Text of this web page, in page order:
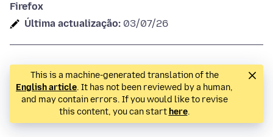
Firefox
Última actualização: 03/07/26
This is a machine-generated translation of the
English article. It has not been reviewed by a human,
and may contain errors. If you would like to revise
this content, you can start here.